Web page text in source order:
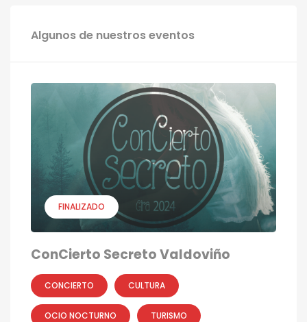
Algunos de nuestros eventos
FINALIZADO
ConCierto Secreto Valdoviño
CONCIERTO CULTURA
OCIO NOCTURNO TURISMO